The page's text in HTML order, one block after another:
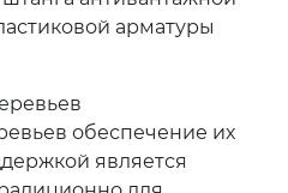
арматуры
обеспечение их
является